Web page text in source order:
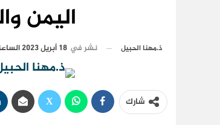
اليمن
ذ.مهنا الحبيل نشر في 18 أبريل 2023 الساعة 14 و 30 دقيقة
شارك